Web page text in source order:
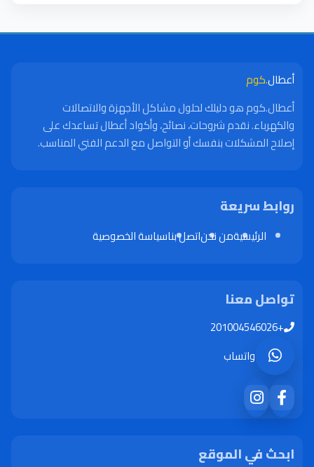
أعطال.كوم
أعطال.كوم هو دليلك لحلول مشاكل الأجهزة والاتصالات
والكهرباء. نقدم شروحات، نصائح، وأكواد أعطال تساعدك على
إصلاح المشكلات بنفسك أو التواصل مع الدعم الفني المناسب.
روابط سريعة
الرئيسيةمن نحناتصل بناسياسة الخصوصية
تواصل معنا
+201004546026
واتساب
ابحث في الموقع